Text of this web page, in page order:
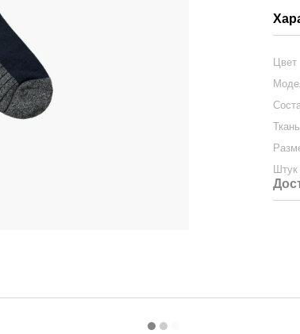
Цвет
Ткань
Штук